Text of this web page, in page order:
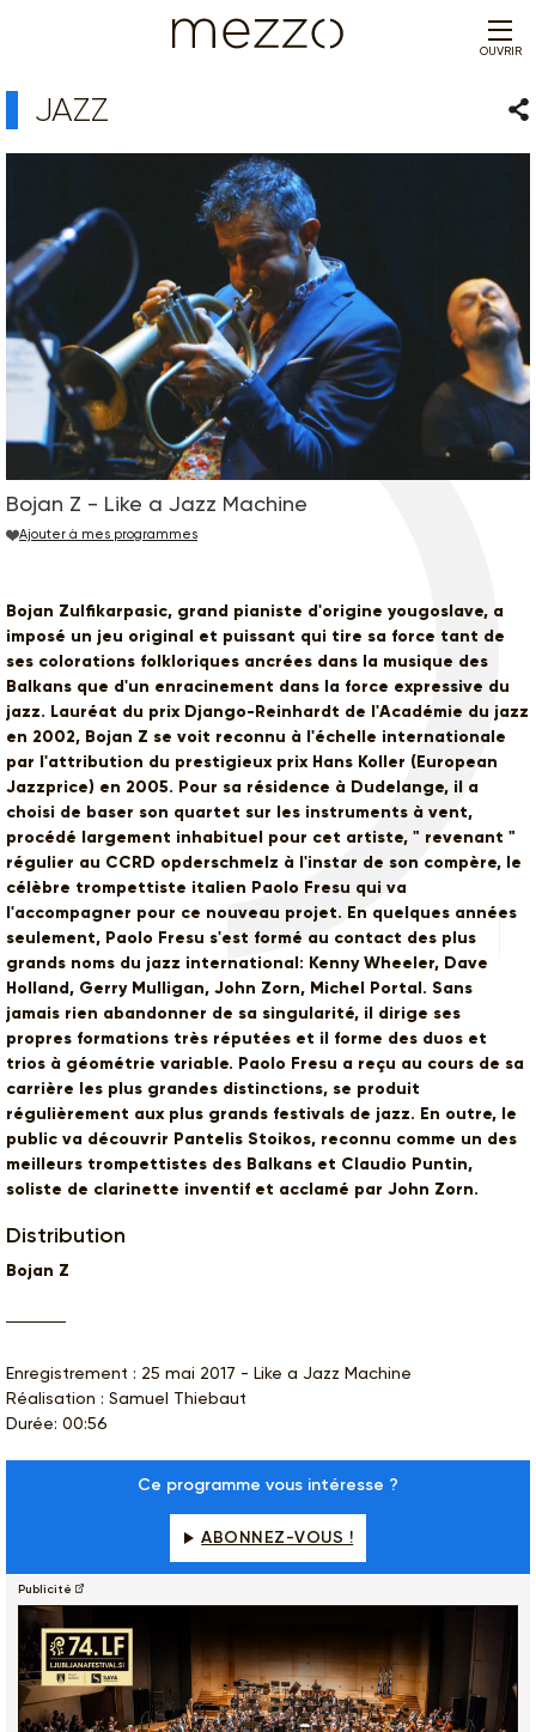
OUVRIR
JAZZ
Bojan Z - Like a Jazz Machine
Ajouter à mes programmes
Bojan Zulfikarpasic, grand pianiste d'origine yougoslave, a
imposé un jeu original et puissant qui tire sa force tant de
ses colorations folkloriques ancrées dans la musique des
Balkans que d'un enracinement dans la force expressive du
jazz. Lauréat du prix Django-Reinhardt de l'Académie du jazz
en 2002, Bojan Z se voit reconnu à l'échelle internationale
par l'attribution du prestigieux prix Hans Koller (European
Jazzprice) en 2005. Pour sa résidence à Dudelange, il a
choisi de baser son quartet sur les instruments à vent,
procédé largement inhabituel pour cet artiste, " revenant "
régulier au CCRD opderschmelz à l'instar de son compère, le
célèbre trompettiste italien Paolo Fresu qui va
l'accompagner pour ce nouveau projet. En quelques années
seulement, Paolo Fresu s'est formé au contact des plus
grands noms du jazz international: Kenny Wheeler, Dave
Holland, Gerry Mulligan, John Zorn, Michel Portal. Sans
jamais rien abandonner de sa singularité, il dirige ses
propres formations très réputées et il forme des duos et
trios à géométrie variable. Paolo Fresu a reçu au cours de sa
carrière les plus grandes distinctions, se produit
régulièrement aux plus grands festivals de jazz. En outre, le
public va découvrir Pantelis Stoikos, reconnu comme un des
meilleurs trompettistes des Balkans et Claudio Puntin,
soliste de clarinette inventif et acclamé par John Zorn.
Distribution
Bojan Z
Enregistrement : 25 mai 2017 - Like a Jazz Machine
Réalisation : Samuel Thiebaut
Durée: 00:56
Ce programme vous intéresse ?
ABONNEZ-VOUS !
Publicité